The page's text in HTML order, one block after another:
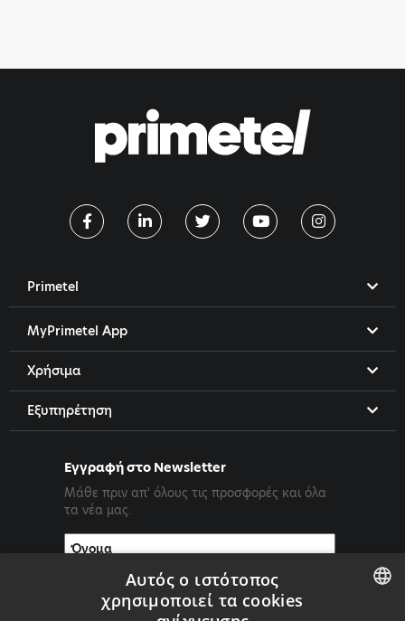
Primetel
MyPrimetel App
Χρήσιμα
Εξυπηρέτηση
Εγγραφή στο Newsletter
Μάθε πριν απ' όλους τις προσφορές και όλα
τα νέα μας.
Αυτός ο ιστότοπος
χρησιμοποιεί τα cookies